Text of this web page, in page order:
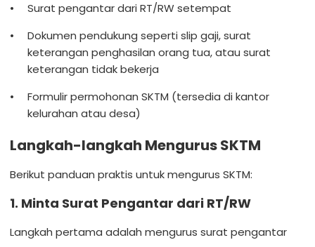
Surat pengantar dari RT/RW setempat
Dokumen pendukung seperti slip gaji, surat
keterangan penghasilan orang tua, atau surat
keterangan tidak bekerja
Formulir permohonan SKTM (tersedia di kantor
kelurahan atau desa)
Langkah-langkah Mengurus SKTM
Berikut panduan praktis untuk mengurus SKTM:
1. Minta Surat Pengantar dari RT/RW
Langkah pertama adalah mengurus surat pengantar